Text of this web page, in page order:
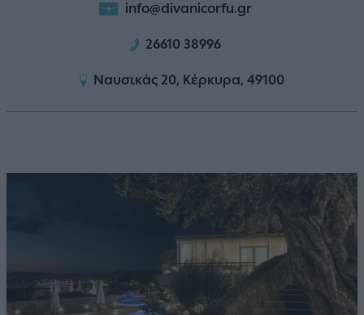
info@divanicorfu.gr
26610 38996
Ναυσικάς 20, Κέρκυρα, 49100